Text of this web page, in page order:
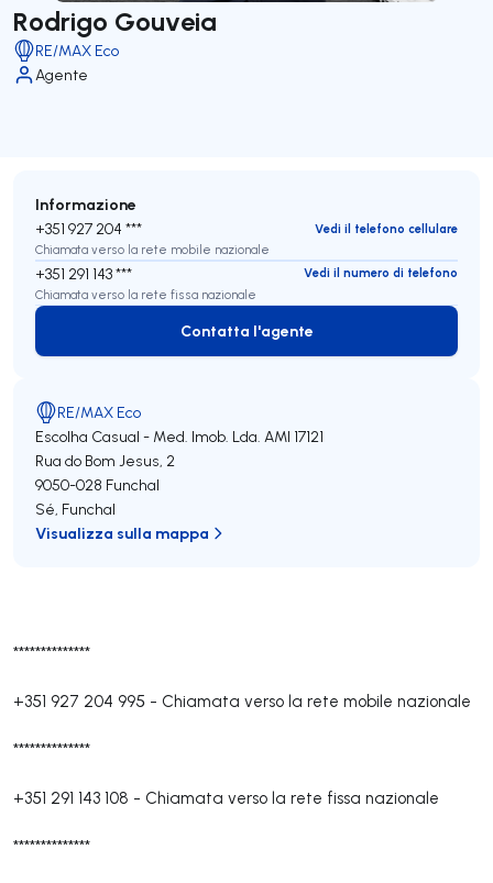
Rodrigo Gouveia
RE/MAX Eco
Agente
**************
+351 927 204 995 - Chiamata verso la rete mobile nazionale
**************
+351 291 143 108 - Chiamata verso la rete fissa nazionale
**************
Informazione
+351 927 204 ***
Vedi il telefono cellulare
Chiamata verso la rete mobile nazionale
+351 291 143 ***
Vedi il numero di telefono
Chiamata verso la rete fissa nazionale
Contatta l'agente
Contatta l'agente
RE/MAX Eco
Escolha Casual - Med. Imob. Lda. AMI 17121
Rua do Bom Jesus, 2
9050-028 Funchal
Sé, Funchal
Visualizza sulla mappa